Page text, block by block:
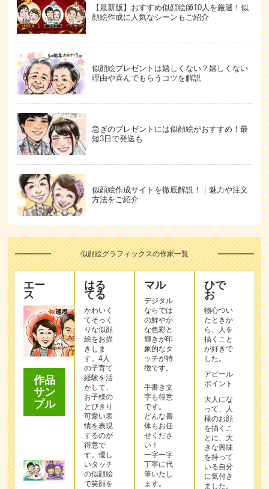
【最新版】おすすめ似顔絵師10人を厳選！似
顔絵作成に人気なシーンもご紹介
似顔絵プレゼントは嬉しくない？嬉しくない
理由や喜んでもらうコツを解説
急ぎのプレゼントには似顔絵がおすすめ！最
短3日で発送も
似顔絵作成サイトを徹底解説！｜魅力や注文
方法をご紹介
似顔絵グラフィックスの作家一覧
エー
ス
作品
サン
プル
はる
てる
かわいく
てそっく
りな似顔
絵をお描
きしま
す。4人
の子育て
経験を活
かして、
お子様の
とびきり
可愛い表
情を表現
するのが
得意で
す。優し
いタッチ
の似顔絵
で笑顔を
マル
デジタル
ならでは
の鮮やか
な色彩と
輝きが印
象的なタ
ッチが特
徴です。
手書き文
字も得意
です。
どんな書
体もお任
せくださ
い！
一字一字
丁寧に代
筆いたし
ます。
ひで
お
物心つい
たときか
ら、人を
描くこと
が好きで
した。
アピール
ポイント
大人にな
って、人
様のお顔
を描くこ
とに、大
きな興味
を持って
いる自分
に気付き
ました。